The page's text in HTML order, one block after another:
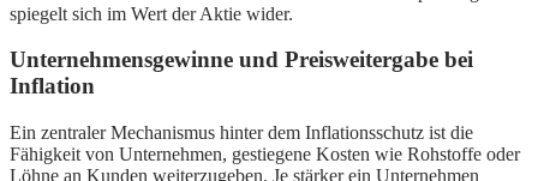
spiegelt sich im Wert der Aktie wider.
Unternehmensgewinne und Preisweitergabe bei
Inflation
Ein zentraler Mechanismus hinter dem Inflationsschutz ist die
Fähigkeit von Unternehmen, gestiegene Kosten wie Rohstoffe oder
Löhne an Kunden weiterzugeben. Je stärker ein Unternehmen